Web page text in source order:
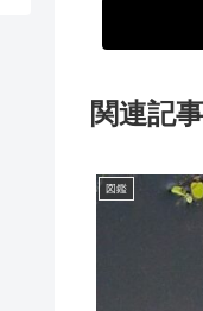
関連記事
図鑑